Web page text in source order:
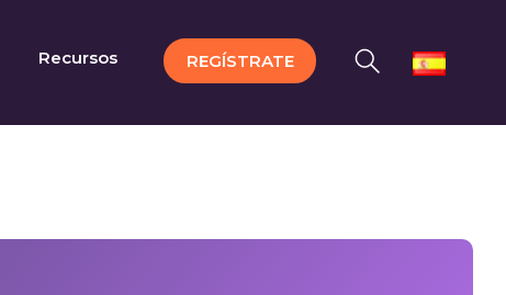
Recursos REGÍSTRATE